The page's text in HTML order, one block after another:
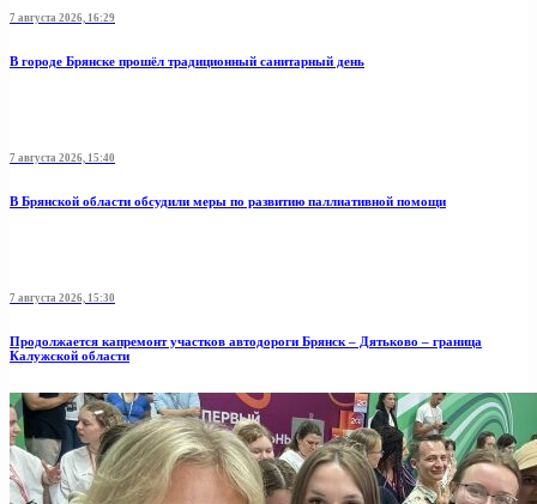
7 августа 2026, 16:29
В городе Брянске прошёл традиционный санитарный день
7 августа 2026, 15:40
В Брянской области обсудили меры по развитию паллиативной помощи
7 августа 2026, 15:30
Продолжается капремонт участков автодороги Брянск – Дятьково – граница
Калужской области